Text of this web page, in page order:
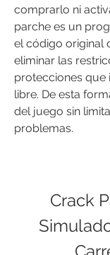
comprarlo ni
parche es un
el código original
eliminar las
protecciones que
libre. De esta
del juego sin
problemas.
Crack